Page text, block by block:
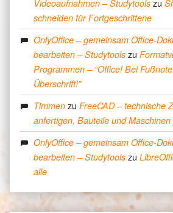
Videoaufnahmen – Studytools zu
schneiden für Fortgeschrittene
OnlyOffice – gemeinsam Office-
bearbeiten – Studytools zu
Programmen – “Office! Bei
Überschrift!”
Timmen zuFreeCAD – technische
anfertigen, Bauteile und
OnlyOffice – gemeinsam Office-
bearbeiten – Studytools zu
alle